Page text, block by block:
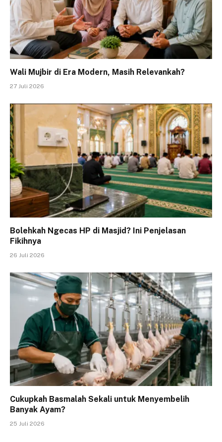
Wali Mujbir di Era Modern, Masih Relevankah?
27 Juli 2026
Bolehkah Ngecas HP di Masjid? Ini Penjelasan
Fikihnya
26 Juli 2026
Cukupkah Basmalah Sekali untuk Menyembelih
Banyak Ayam?
25 Juli 2026